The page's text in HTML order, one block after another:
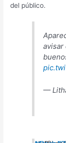
del público.
avisar
—